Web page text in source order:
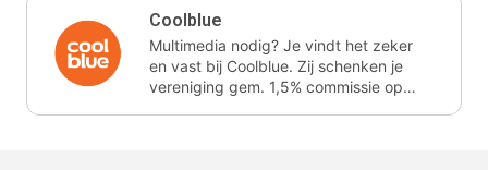
Coolblue
Multimedia nodig? Je vindt het zeker
en vast bij Coolblue. Zij schenken je
vereniging gem. 1,5% commissie op